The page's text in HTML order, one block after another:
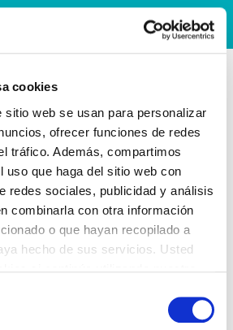
cookies
sitio web se usan para personalizar
ofrecer funciones de redes
tráfico. Además, compartimos
uso que haga del sitio web con
redes sociales, publicidad y análisis
combinarla con otra información
o que hayan recopilado a
hecho de sus servicios. Usted